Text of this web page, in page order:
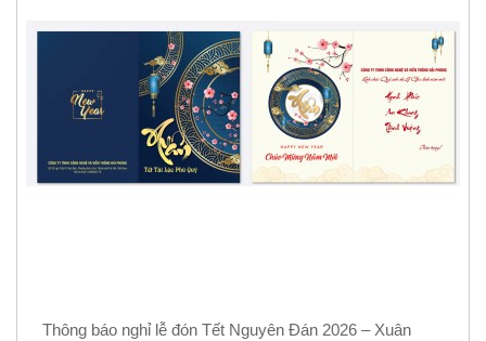
Thông báo nghỉ lễ đón Tết Nguyên Đán 2026 – Xuân